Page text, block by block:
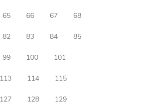
65 66 67 68
82 83 84 85
99 100 101
113 114 115
127 128 129